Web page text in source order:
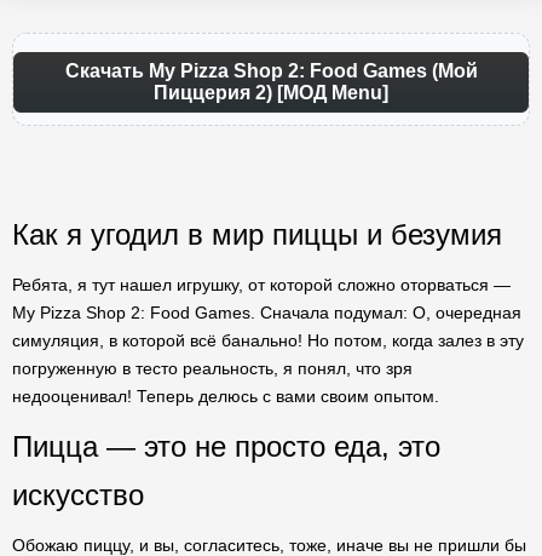
Скачать My Pizza Shop 2: Food Games (Мой
Пиццерия 2) [МОД Menu]
Как я угодил в мир пиццы и безумия
Ребята, я тут нашел игрушку, от которой сложно оторваться —
My Pizza Shop 2: Food Games. Сначала подумал: О, очередная
симуляция, в которой всё банально! Но потом, когда залез в эту
погруженную в тесто реальность, я понял, что зря
недооценивал! Теперь делюсь с вами своим опытом.
Пицца — это не просто еда, это
искусство
Обожаю пиццу, и вы, согласитесь, тоже, иначе вы не пришли бы